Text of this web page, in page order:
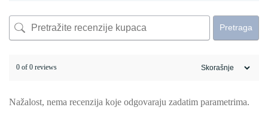
Pretraga
0 of 0 reviews
Nažalost, nema recenzija koje odgovaraju zadatim parametrima.